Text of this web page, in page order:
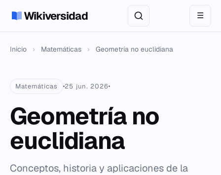
Wikiversidad ☰
Inicio › Matemáticas › Geometría no euclidiana
Matemáticas 25 jun. 2026
Geometría no
euclidiana
Conceptos, historia y aplicaciones de la